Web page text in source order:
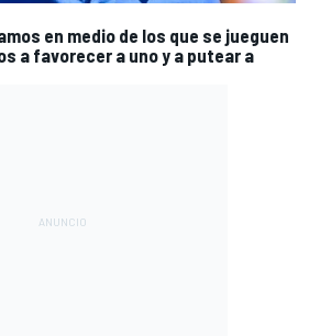
en medio de los que se jueguen
a favorecer a uno y a putear a